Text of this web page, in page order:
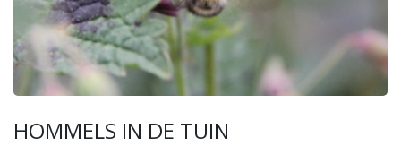
HOMMELS IN DE TUIN